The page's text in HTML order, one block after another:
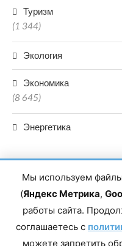
Туризм
(1 344)
Экология
Экономика
(8 645)
Энергетика
Главный редактор
Контакты редакции: 8(988)-
Мы используем
(Яндекс Метрика,
работы сайта.
соглашаетесь с
можете запретить